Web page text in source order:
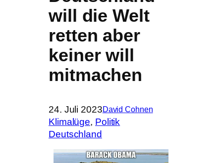
will die Welt
retten aber
keiner will
mitmachen
24. Juli 2023David Cohnen
Klimalüge, Politik
Deutschland